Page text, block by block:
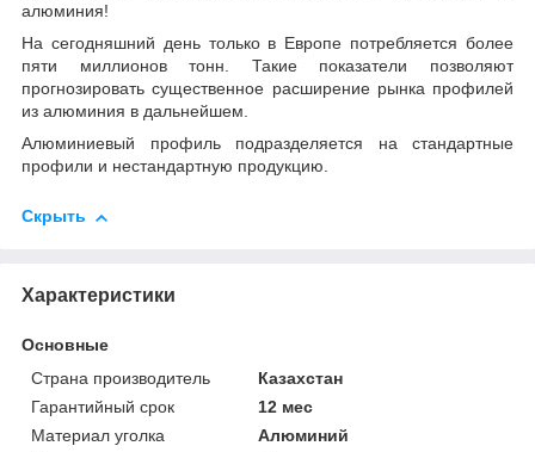
алюминия!
На сегодняшний день только в Европе потребляется более
пяти миллионов тонн. Такие показатели позволяют
прогнозировать существенное расширение рынка профилей
из алюминия в дальнейшем.
Алюминиевый профиль подразделяется на стандартные
профили и нестандартную продукцию.
Скрыть
Характеристики
Основные
Страна производитель
Казахстан
Гарантийный срок
12 мес
Материал уголка
Алюминий